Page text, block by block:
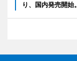
り、国内発売開始。